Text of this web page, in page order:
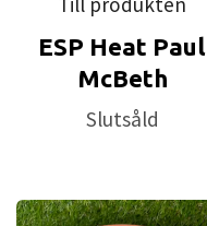
ESP Heat Paul
McBeth
Slutsåld